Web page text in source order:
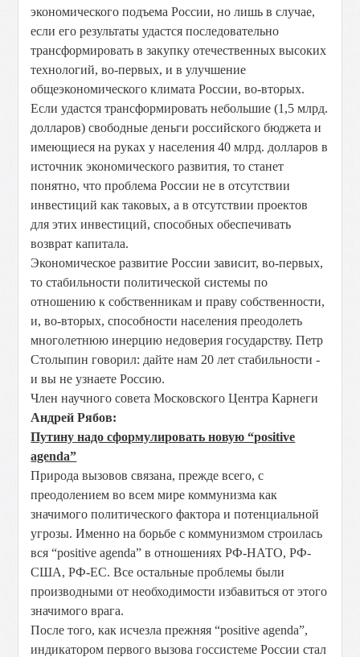
экономического подъема России, но лишь в случае,
если его результаты удастся последовательно
трансформировать в закупку отечественных высоких
технологий, во-первых, и в улучшение
общеэкономического климата России, во-вторых.
Если удастся трансформировать небольшие (1,5 млрд.
долларов) свободные деньги российского бюджета и
имеющиеся на руках у населения 40 млрд. долларов в
источник экономического развития, то станет
понятно, что проблема России не в отсутствии
инвестиций как таковых, а в отсутствии проектов
для этих инвестиций, способных обеспечивать
возврат капитала.
Экономическое развитие России зависит, во-первых,
то стабильности политической системы по
отношению к собственникам и праву собственности,
и, во-вторых, способности населения преодолеть
многолетнюю инерцию недоверия государству. Петр
Столыпин говорил: дайте нам 20 лет стабильности -
и вы не узнаете Россию.
Член научного совета Московского Центра Карнеги
Андрей Рябов:
Путину надо сформулировать новую “positive
agenda”
Природа вызовов связана, прежде всего, с
преодолением во всем мире коммунизма как
значимого политического фактора и потенциальной
угрозы. Именно на борьбе с коммунизмом строилась
вся “positive agenda” в отношениях РФ-НАТО, РФ-
США, РФ-ЕС. Все остальные проблемы были
производными от необходимости избавиться от этого
значимого врага.
После того, как исчезла прежняя “positive agenda”,
индикатором первого вызова госсистеме России стал